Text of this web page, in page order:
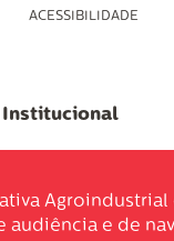
ACESSIBILIDADE
Institucional
e de